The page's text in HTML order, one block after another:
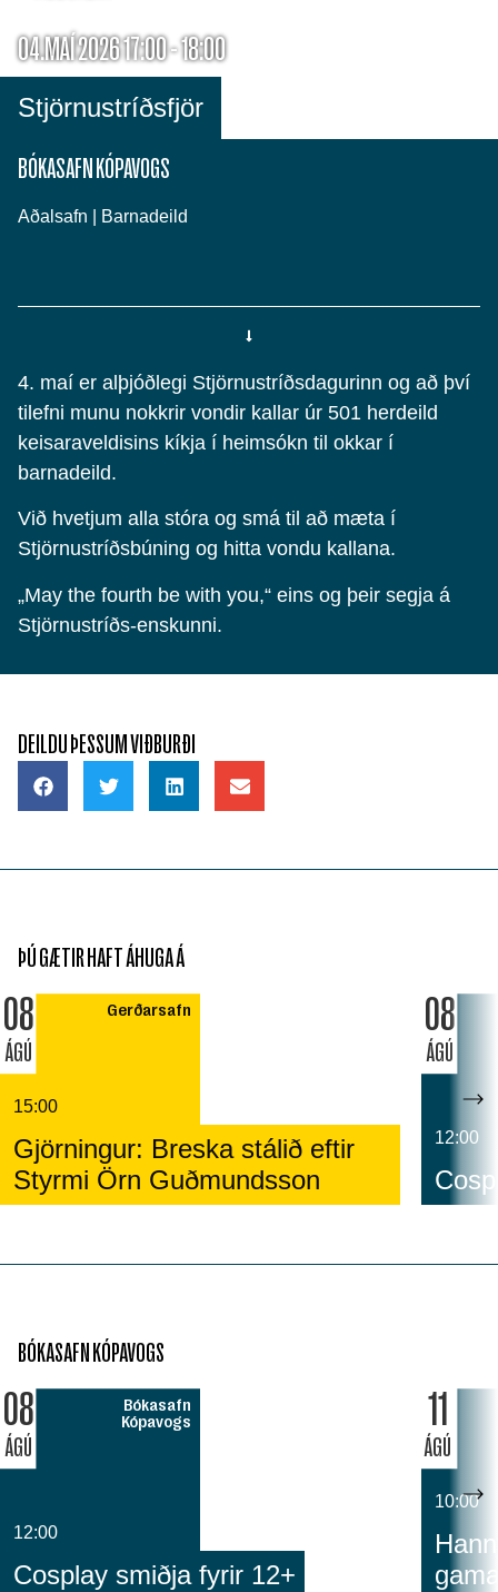
04.MAÍ 2026 17:00 - 18:00
Stjörnustríðsfjör
BÓKASAFN KÓPAVOGS
Aðalsafn | Barnadeild
4. maí er alþjóðlegi Stjörnustríðsdagurinn og að því
tilefni munu nokkrir vondir kallar úr 501 herdeild
keisaraveldisins kíkja í heimsókn til okkar í
barnadeild.
Við hvetjum alla stóra og smá til að mæta í
Stjörnustríðsbúning og hitta vondu kallana.
„May the fourth be with you,“ eins og þeir segja á
Stjörnustríðs-enskunni.
DEILDU ÞESSUM VIÐBURÐI
ÞÚ GÆTIR HAFT ÁHUGA Á
08
ÁGÚ
Gerðarsafn
15:00
Gjörningur: Breska stálið eftir
Styrmi Örn Guðmundsson
08
ÁGÚ
12:00
BÓKASAFN KÓPAVOGS
08
ÁGÚ
Bókasafn
Kópavogs
12:00
Cosplay smiðja fyrir 12+
11
ÁGÚ
10:00